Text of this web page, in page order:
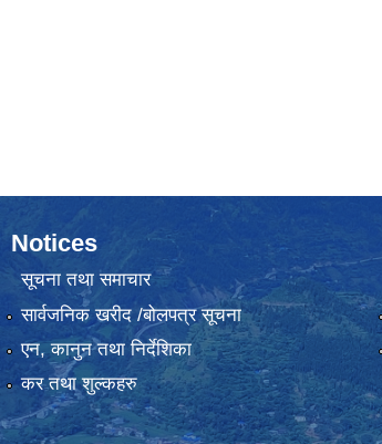
Notices
सूचना तथा समाचार
सार्वजनिक खरीद /बोलपत्र सूचना
एन, कानुन तथा निर्देशिका
कर तथा शुल्कहरु